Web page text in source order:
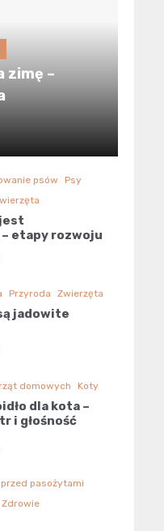
zimę –
psów
Psy
etapy rozwoju
Przyroda Zwierzęta
jadowite
domowych Koty
dla kota –
i głośność
przed pasożytami
Zdrowie